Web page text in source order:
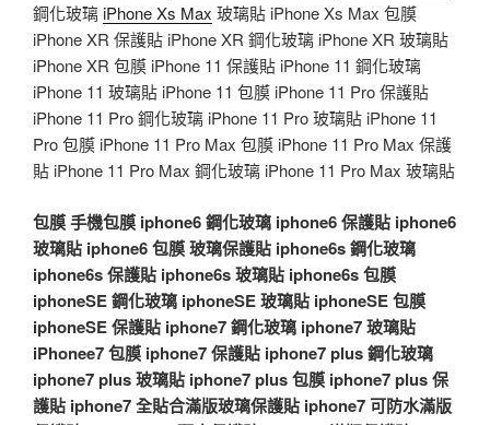
鋼化玻璃iPhone Xs Max 玻璃貼 iPhone Xs Max 包膜
iPhone XR 保護貼 iPhone XR 鋼化玻璃 iPhone XR 玻璃貼
iPhone XR 包膜 iPhone 11 保護貼 iPhone 11 鋼化玻璃
iPhone 11 玻璃貼 iPhone 11 包膜 iPhone 11 Pro 保護貼
iPhone 11 Pro 鋼化玻璃 iPhone 11 Pro 玻璃貼 iPhone 11
Pro 包膜 iPhone 11 Pro Max 包膜 iPhone 11 Pro Max 保護
貼 iPhone 11 Pro Max 鋼化玻璃 iPhone 11 Pro Max 玻璃貼
包膜手機包膜 iphone6 鋼化玻璃 iphone6 保護貼 iphone6
玻璃貼 iphone6 包膜玻璃保護貼 iphone6s 鋼化玻璃
iphone6s 保護貼 iphone6s 玻璃貼 iphone6s 包膜
iphoneSE 鋼化玻璃 iphoneSE 玻璃貼 iphoneSE 包膜
iphoneSE 保護貼 iphone7 鋼化玻璃 iphone7 玻璃貼
iPhonee7 包膜 iphone7 保護貼 iphone7 plus 鋼化玻璃
iphone7 plus 玻璃貼 iphone7 plus 包膜 iphone7 plus 保
護貼 iphone7 全貼合滿版玻璃保護貼 iphone7 可防水滿版